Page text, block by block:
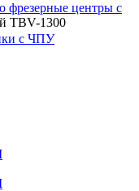
фрезерные центры с
TBV-1300
с ЧПУ